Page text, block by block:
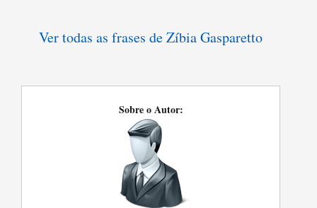
Ver todas as frases de Zíbia Gasparetto
Sobre o Autor: